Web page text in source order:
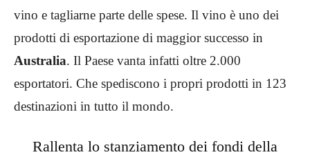
vino e tagliarne parte delle spese. Il vino è uno dei
prodotti di esportazione di maggior successo in
Australia. Il Paese vanta infatti oltre 2.000
esportatori. Che spediscono i propri prodotti in 123
destinazioni in tutto il mondo.
Rallenta lo stanziamento dei fondi della